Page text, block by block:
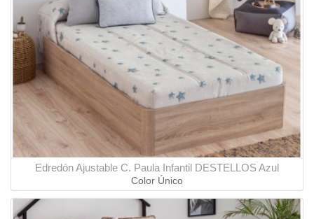
Edredón Ajustable C. Paula Infantil DESTELLOS Azul
Color Único